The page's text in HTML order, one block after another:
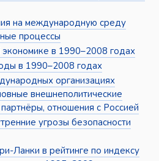
на международную среду
процессы
в 1990–2008 годах
в 1990–2008 годах
организациях
внешнеполитические
отношения с Россией
угрозы безопасности
Ланки в рейтинге по индексу